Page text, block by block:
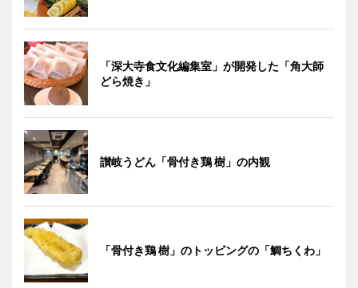
「深大寺食文化編集室」が開発した「角大師
どら焼き」
讃岐うどん「骨付き鶏 樹」の内観
「骨付き鶏 樹」のトッピングの「鯛ちくわ」